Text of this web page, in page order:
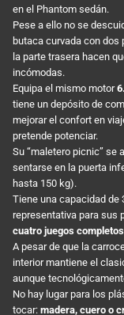
en el Phantom sedán.
Pese a ello no se
butaca curvada con dos
la parte trasera hacen
incómodas.
Equipa el mismo motor
tiene un depósito de
mejorar el confort en
pretende potenciar.
Su “maletero picnic” se
sentarse en la puerta
hasta 150 kg).
Tiene una capacidad de
representativa para sus
cuatro juegos
A pesar de que la
interior mantiene el
aunque
No hay lugar para los
tocar: madera, cuero o